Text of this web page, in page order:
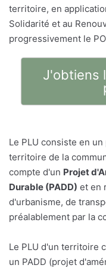
territoire, en
Solidarité et au
progressivement le
J'obtiens
Le PLU consiste en
territoire de la
compte d'un Projet
Durable (PADD) et en
d'urbanisme, de
préalablement par la
Le PLU d'un territoire
un PADD (projet